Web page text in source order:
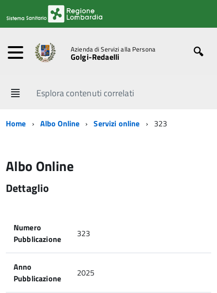
Azienda di Servizi alla Persona
Golgi-Redaelli
Esplora contenuti correlati
Home Albo Online Servizi online 323
Albo Online
Dettaglio
Numero
Pubblicazione
323
Anno
Pubblicazione
2025